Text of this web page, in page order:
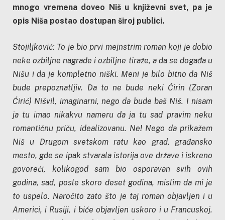
mnogo vremena doveo Niš u književni svet, pa je
opis Niša postao dostupan široj publici.
Stojiljković: To je bio prvi mejnstrim roman koji je dobio
neke ozbiljne nagrade i ozbiljne tiraže, a da se događa u
Nišu i da je kompletno niški. Meni je bilo bitno da Niš
bude prepoznatljiv. Da to ne bude neki Ćirin (Zoran
Ćirić) Nišvil, imaginarni, nego da bude baš Niš. I nisam
ja tu imao nikakvu nameru da ja tu sad pravim neku
romantičnu priču, idealizovanu. Ne! Nego da prikažem
Niš u Drugom svetskom ratu kao grad, građansko
mesto, gde se ipak stvarala istorija ove države i iskreno
govoreći, kolikogod sam bio osporavan svih ovih
godina, sad, posle skoro deset godina, mislim da mi je
to uspelo. Naročito zato što je taj roman objavljen i u
Americi, i Rusiji, i biće objavljen uskoro i u Francuskoj.